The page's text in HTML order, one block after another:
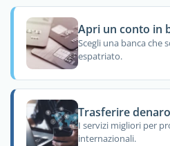
Apri un conto in
Scegli una banca che
espatriato.
Trasferire denaro
I servizi migliori per
internazionali.